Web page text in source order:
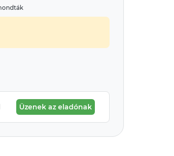
Üzenek az eladónak